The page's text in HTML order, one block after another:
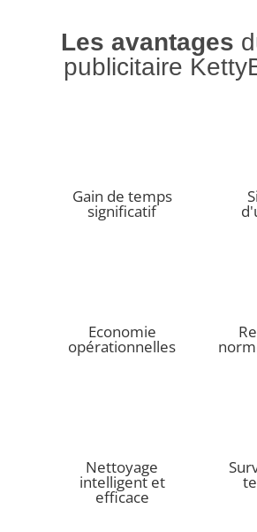
Les avantages
publicitaire
Gain de temps
significatif
Economie
opérationnelles
Nettoyage
intelligent et
efficace